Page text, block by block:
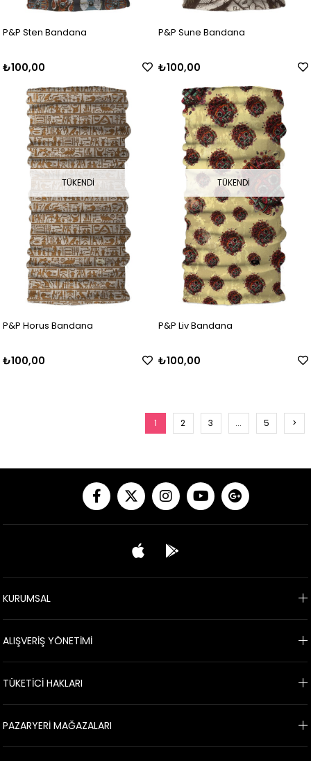
P&P Sten Bandana
₺100,00
P&P Sune Bandana
₺100,00
TÜKENDI
P&P Horus Bandana
₺100,00
TÜKENDI
P&P Liv Bandana
₺100,00
1 2 3 ... 5 >
KURUMSAL
ALIŞVERİŞ YÖNETİMİ
TÜKETİCİ HAKLARI
PAZARYERİ MAĞAZALARI